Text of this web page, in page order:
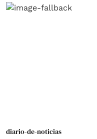
diario-de-noticias